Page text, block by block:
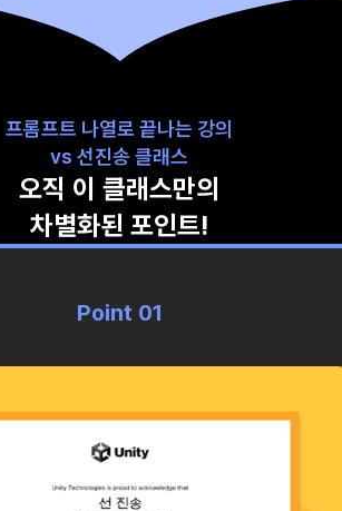
프롬프트 나열로 끝나는 강의
vs 선진송 클래스
오직 이 클래스만의
차별화된 포인트!
Point 01